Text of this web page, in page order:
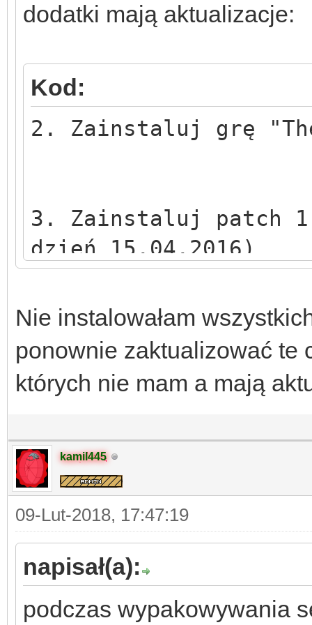
d) po instalacji "The
e) po instalacji "The
zainstaluj patch
f) po instalacji "The
- akcesoria"
dodatku.*
dodatki mają aktualizacje:
Kod:
2. Zainstaluj grę
3. Zainstaluj patch
dzień 15.04.2016)
4. Zainstaluj dodatki
(każdy dodatek do
a) po instalacji "The
dodatku.*
b) po instalacji "The
apartament -
do tego dodatku.*
Nie instalowałam
ponownie zaktualizować te
których nie mam a mają
kamil445
09-Lut-2018, 17:47:19
napisał(a):
podczas wypakowywania